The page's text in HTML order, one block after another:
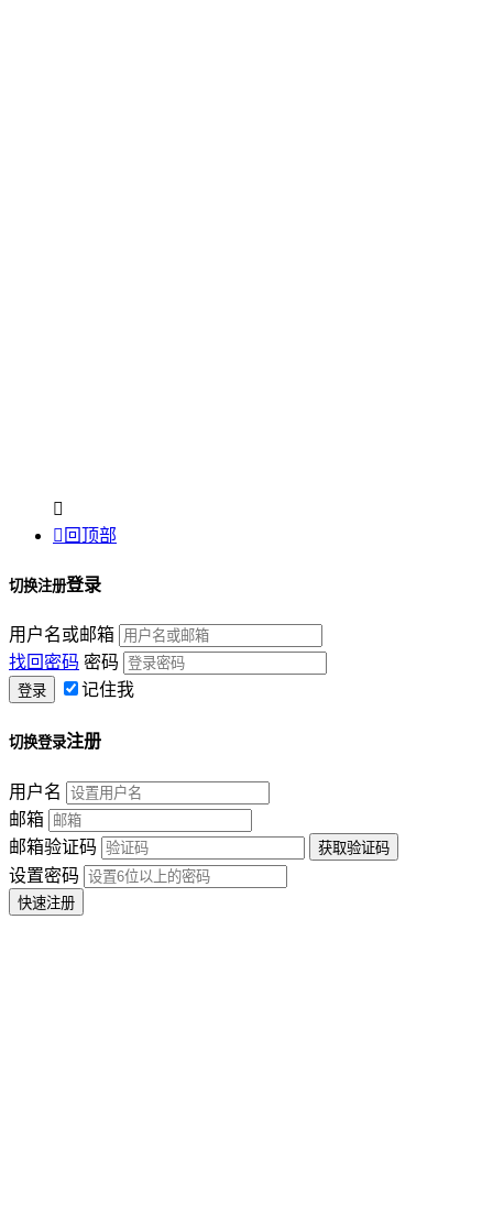

 回顶部
切换注册登录
用户名或邮箱
找回密码 密码
记住我
切换登录注册
用户名
邮箱
邮箱验证码
设置密码